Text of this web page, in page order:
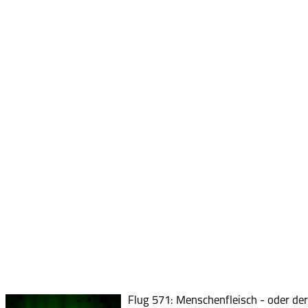
Flug 571: Menschenfleisch - oder